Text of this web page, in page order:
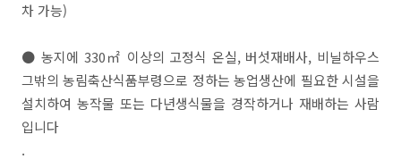
차 가능)
● 농지에 330㎡ 이상의 고정식 온실, 버섯재배사, 비닐하우스
그밖의 농림축산식품부령으로 정하는 농업생산에 필요한 시설을
설치하여 농작물 또는 다년생식물을 경작하거나 재배하는 사람
입니다
.